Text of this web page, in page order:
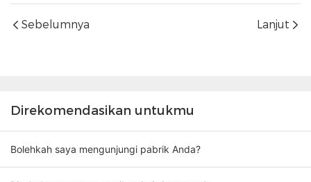
Sebelumnya Lanjut
Direkomendasikan untukmu
Bolehkah saya mengunjungi pabrik Anda?